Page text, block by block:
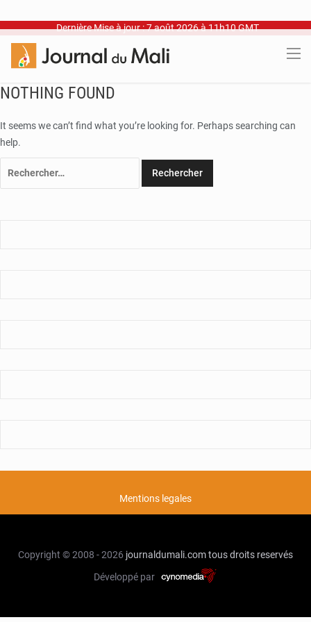
Dernière Mise à jour : 7 août 2026 à 11h10 GMT
NOTHING FOUND
It seems we can’t find what you’re looking for. Perhaps searching can
help.
Mentions legales
Copyright © 2008 - 2026 journaldumali.comtous droits reservés
Développé par